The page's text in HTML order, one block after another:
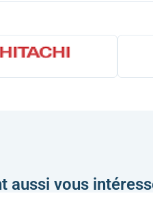
aussi vous